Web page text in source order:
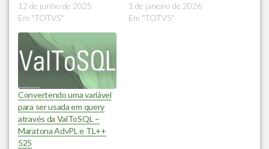
12 de junho de 2025
Em "TOTVS"
1 de janeiro de 2026
Em "TOTVS"
Convertendo uma variável
para ser usada em query
através da ValToSQL –
Maratona AdvPL e TL++
525